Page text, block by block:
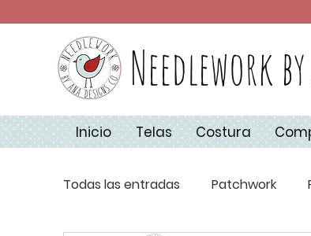
Needlework
Inicio Telas Costura
Todas las entradas Patchwork